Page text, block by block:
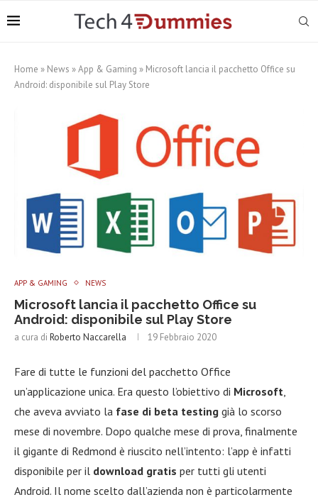
Home » News »App & Gaming » Microsoft lancia il pacchetto Office su
Android: disponibile sul Play Store
APP & GAMING NEWS
Microsoft lancia il pacchetto Office su
Android: disponibile sul Play Store
a cura di Roberto Naccarella 19 Febbraio 2020
Fare di tutte le funzioni del pacchetto Office
un’applicazione unica. Era questo l’obiettivo di Microsoft
che aveva avviato la fase di beta testing già lo scorso
mese di novembre. Dopo qualche mese di prova, finalmente
il gigante di Redmond è riuscito nell’intento: l’app è infatti
disponibile per il download gratis per tutti gli utenti
Android. Il nome scelto dall’azienda non è particolarmente